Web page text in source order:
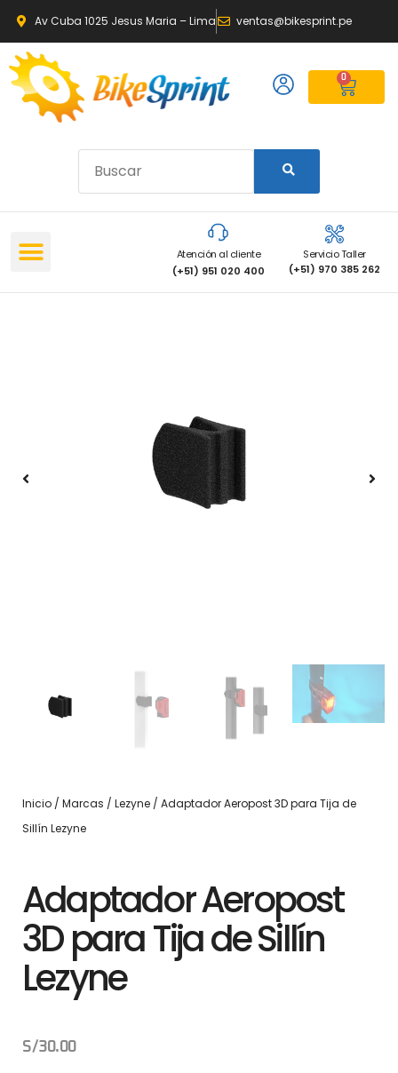
Av Cuba 1025 Jesus Maria – Lima ventas@bikesprint.pe
0
Atención al cliente
(+51) 951 020 400
Servicio Taller
(+51) 970 385 262
Inicio / Marcas / Lezyne / Adaptador Aeropost 3D para Tija de
Sillín Lezyne
Adaptador Aeropost
3D para Tija de Sillín
Lezyne
S/30.00